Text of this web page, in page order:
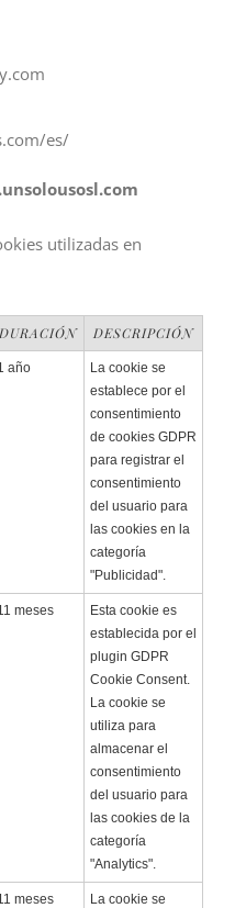
es/
utilizadas en
DURACIÓN DESCRIPCIÓN
año
La cookie se
establece por el
consentimiento
de cookies GDPR
para registrar el
consentimiento
del usuario para
las cookies en la
categoría
"Publicidad".
meses
Esta cookie es
establecida por el
plugin GDPR
Cookie Consent.
La cookie se
utiliza para
almacenar el
consentimiento
del usuario para
las cookies de la
categoría
"Analytics".
meses La cookie se